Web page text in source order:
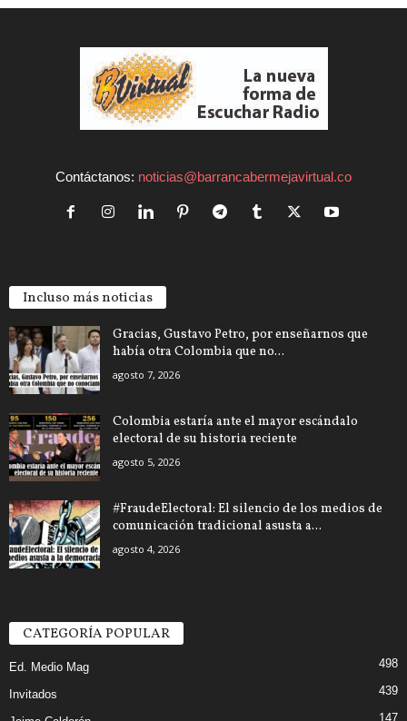
Contáctanos: noticias@barrancabermejavirtual.co
Incluso más noticias
Gracias, Gustavo Petro, por enseñarnos que
había otra Colombia que no...
agosto 7, 2026
Colombia estaría ante el mayor escándalo
electoral de su historia reciente
agosto 5, 2026
#FraudeElectoral: El silencio de los medios de
comunicación tradicional asusta a...
agosto 4, 2026
CATEGORÍA POPULAR
Ed. Medio Mag 498
Invitados 439
147